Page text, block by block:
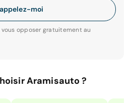
moi
opposer gratuitement au
Aramisauto ?